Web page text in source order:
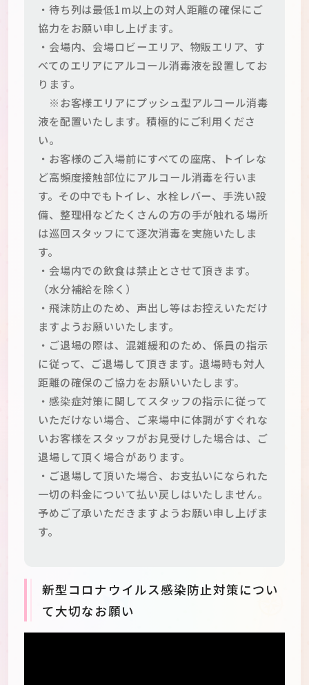
・待ち列は最低1m以上の対人距離の確保にご
協力をお願い申し上げます。
・会場内、会場ロビーエリア、物販エリア、す
べてのエリアにアルコール消毒液を設置してお
ります。
※お客様エリアにプッシュ型アルコール消毒
液を配置いたします。積極的にご利用くださ
い。
・お客様のご入場前にすべての座席、トイレな
ど高頻度接触部位にアルコール消毒を行いま
す。その中でもトイレ、水栓レバー、手洗い設
備、整理柵などたくさんの方の手が触れる場所
は巡回スタッフにて逐次消毒を実施いたしま
す。
・会場内での飲食は禁止とさせて頂きます。
（水分補給を除く）
・飛沫防止のため、声出し等はお控えいただけ
ますようお願いいたします。
・ご退場の際は、混雑緩和のため、係員の指示
に従って、ご退場して頂きます。退場時も対人
距離の確保のご協力をお願いいたします。
・感染症対策に関してスタッフの指示に従って
いただけない場合、ご来場中に体調がすぐれな
いお客様をスタッフがお見受けした場合は、ご
退場して頂く場合があります。
・ご退場して頂いた場合、お支払いになられた
一切の料金について払い戻しはいたしません。
予めご了承いただきますようお願い申し上げま
す。
新型コロナウイルス感染防止対策につい
て大切なお願い